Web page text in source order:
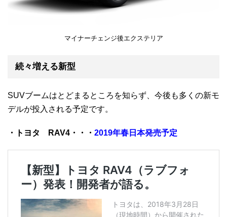
マイナーチェンジ後エクステリア
続々増える新型
SUVブームはとどまるところを知らず、今後も多くの新モ
デルが投入される予定です。
・トヨタ RAV4・・・ 2019年春日本発売予定